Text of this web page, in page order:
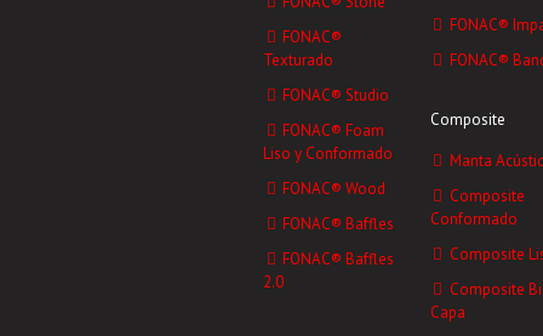
FONAC®
Texturado
FONAC® Studio
FONAC® Foam
Liso y Conformado
FONAC® Wood
FONAC® Baffles
FONAC® Baffles
2.0
FONAC®
FONAC®
Composite
Manta
Composite
Conformado
Composite
Composite
Capa